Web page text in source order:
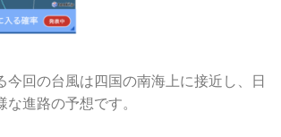
今回の台風は四国の南海上に接近し、日
進路の予想です。